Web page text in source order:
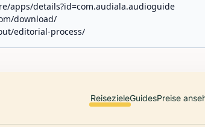
apps/details?id=com.audiala.audioguide
download/
editorial-process/
ReisezieleGuidesPreise